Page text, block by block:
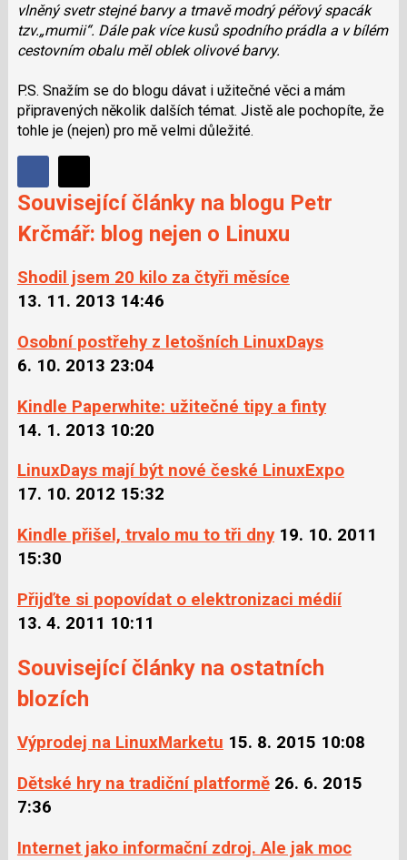
vlněný svetr stejné barvy a tmavě modrý péřový spacák
tzv.„mumii“. Dále pak více kusů spodního prádla a v bílém
cestovním obalu měl oblek olivové barvy.
P.S. Snažím se do blogu dávat i užitečné věci a mám
připravených několik dalších témat. Jistě ale pochopíte, že
tohle je (nejen) pro mě velmi důležité.
Sdílejte
na
Facebooku
Sdílejte
na
síti
Související články na blogu Petr
Krčmář: blog nejen o Linuxu
Shodil jsem 20 kilo za čtyři měsíce
13. 11. 2013 14:46
Osobní postřehy z letošních LinuxDays
6. 10. 2013 23:04
Kindle Paperwhite: užitečné tipy a finty
14. 1. 2013 10:20
LinuxDays mají být nové české LinuxExpo
17. 10. 2012 15:32
Kindle přišel, trvalo mu to tři dny 19. 10. 2011
15:30
Přijďte si popovídat o elektronizaci médií
13. 4. 2011 10:11
Související články na ostatních
blozích
Výprodej na LinuxMarketu 15. 8. 2015 10:08
Dětské hry na tradiční platformě 26. 6. 2015
7:36
Internet jako informační zdroj. Ale jak moc